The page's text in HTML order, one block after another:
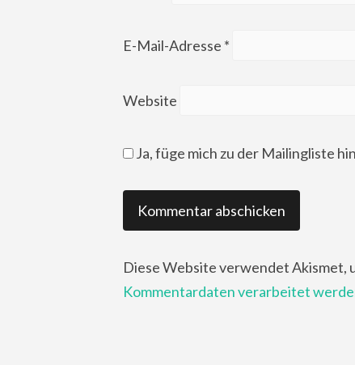
E-Mail-Adresse *
Website
Ja, füge mich zu der Mailingliste
Diese Website verwendet Akismet,
Kommentardaten verarbeitet